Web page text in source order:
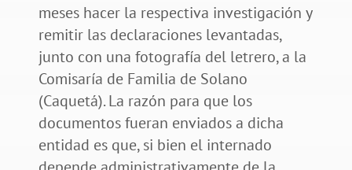
meses hacer la respectiva investigación y
remitir las declaraciones levantadas,
junto con una fotografía del letrero, a la
Comisaría de Familia de Solano
(Caquetá). La razón para que los
documentos fueran enviados a dicha
entidad es que, si bien el internado